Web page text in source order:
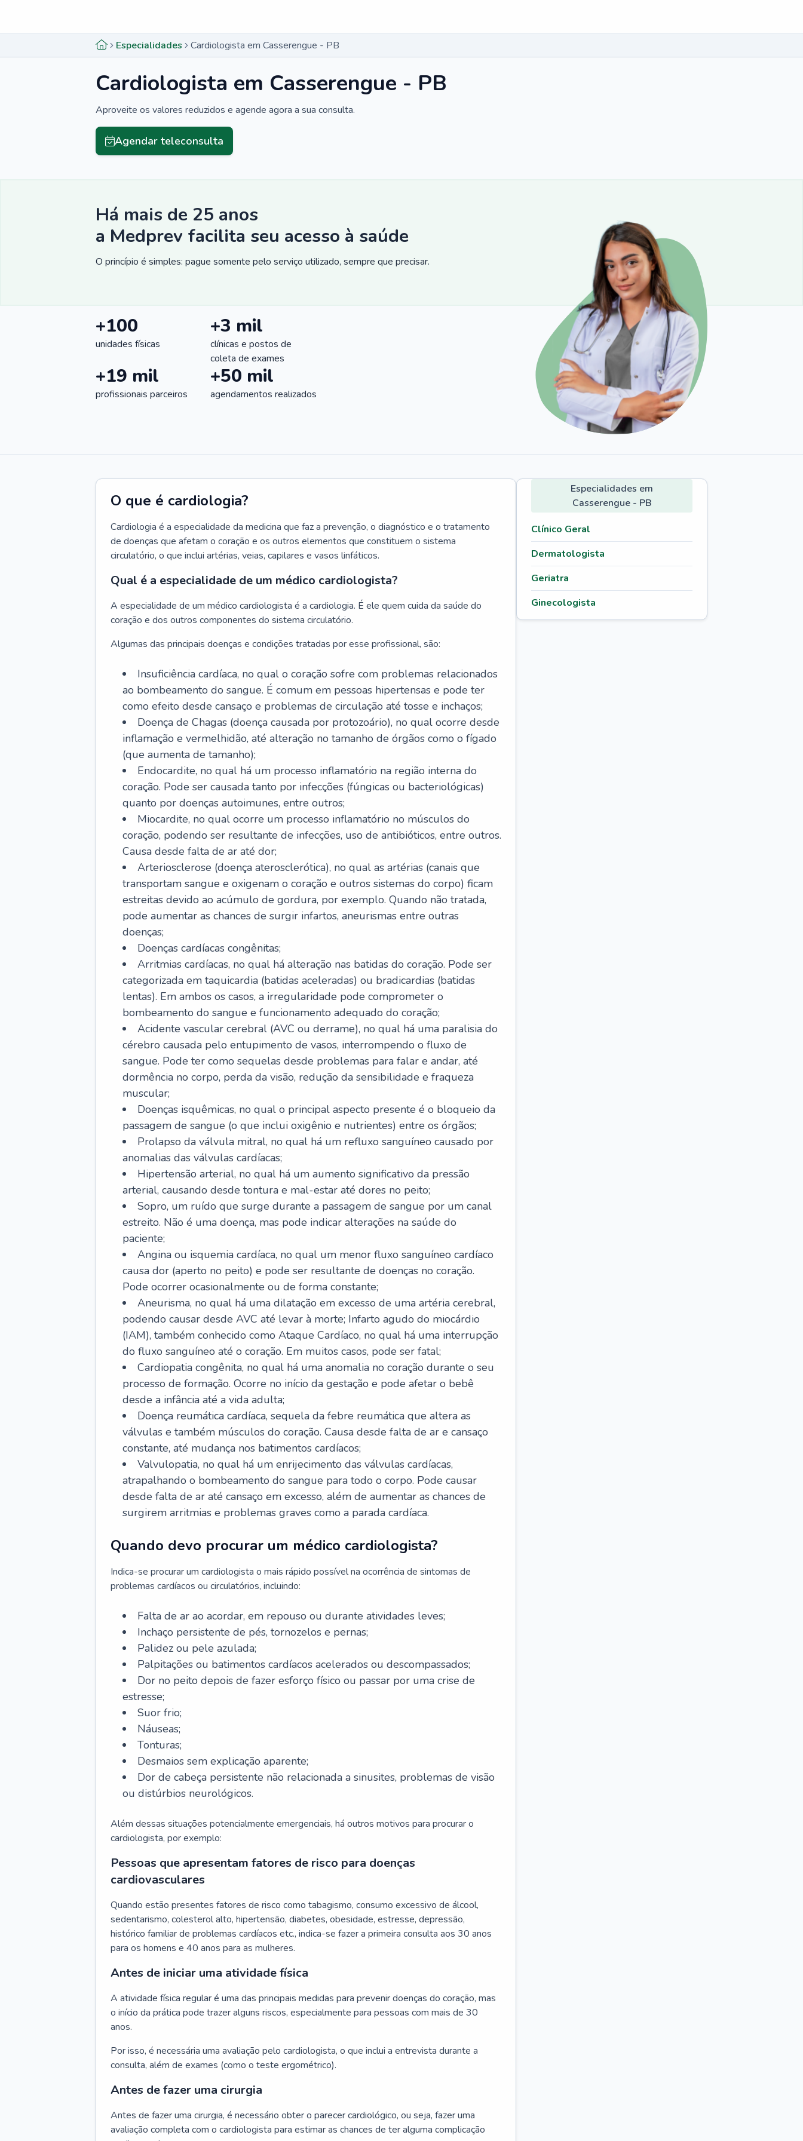
Especialidades Cardiologista em Casserengue - PB
Cardiologista em Casserengue - PB
Aproveite os valores reduzidos e agende agora a sua consulta.
Agendar teleconsulta
Há mais de 25 anos
a Medprev facilita seu acesso à saúde
O princípio é simples: pague somente pelo serviço utilizado, sempre que precisar.
+100
unidades físicas
+3 mil
clínicas e postos de
coleta de exames
+19 mil
profissionais parceiros
+50 mil
agendamentos realizados
O que é cardiologia?
Cardiologia é a especialidade da medicina que faz a prevenção, o diagnóstico e o tratamento
de doenças que afetam o coração e os outros elementos que constituem o sistema
circulatório, o que inclui artérias, veias, capilares e vasos linfáticos.
Qual é a especialidade de um médico cardiologista?
A especialidade de um médico cardiologista é a cardiologia. É ele quem cuida da saúde do
coração e dos outros componentes do sistema circulatório.
Algumas das principais doenças e condições tratadas por esse profissional, são:
Insuficiência cardíaca, no qual o coração sofre com problemas relacionados
ao bombeamento do sangue. É comum em pessoas hipertensas e pode ter
como efeito desde cansaço e problemas de circulação até tosse e inchaços;
Doença de Chagas (doença causada por protozoário), no qual ocorre desde
inflamação e vermelhidão, até alteração no tamanho de órgãos como o fígado
(que aumenta de tamanho);
Endocardite, no qual há um processo inflamatório na região interna do
coração. Pode ser causada tanto por infecções (fúngicas ou bacteriológicas)
quanto por doenças autoimunes, entre outros;
Miocardite, no qual ocorre um processo inflamatório no músculos do
coração, podendo ser resultante de infecções, uso de antibióticos, entre outros.
Causa desde falta de ar até dor;
Arteriosclerose (doença aterosclerótica), no qual as artérias (canais que
transportam sangue e oxigenam o coração e outros sistemas do corpo) ficam
estreitas devido ao acúmulo de gordura, por exemplo. Quando não tratada,
pode aumentar as chances de surgir infartos, aneurismas entre outras
doenças;
Doenças cardíacas congênitas;
Arritmias cardíacas, no qual há alteração nas batidas do coração. Pode ser
categorizada em taquicardia (batidas aceleradas) ou bradicardias (batidas
lentas). Em ambos os casos, a irregularidade pode comprometer o
bombeamento do sangue e funcionamento adequado do coração;
Acidente vascular cerebral (AVC ou derrame), no qual há uma paralisia do
cérebro causada pelo entupimento de vasos, interrompendo o fluxo de
sangue. Pode ter como sequelas desde problemas para falar e andar, até
dormência no corpo, perda da visão, redução da sensibilidade e fraqueza
muscular;
Doenças isquêmicas, no qual o principal aspecto presente é o bloqueio da
passagem de sangue (o que inclui oxigênio e nutrientes) entre os órgãos;
Prolapso da válvula mitral, no qual há um refluxo sanguíneo causado por
anomalias das válvulas cardíacas;
Hipertensão arterial, no qual há um aumento significativo da pressão
arterial, causando desde tontura e mal-estar até dores no peito;
Sopro, um ruído que surge durante a passagem de sangue por um canal
estreito. Não é uma doença, mas pode indicar alterações na saúde do
paciente;
Angina ou isquemia cardíaca, no qual um menor fluxo sanguíneo cardíaco
causa dor (aperto no peito) e pode ser resultante de doenças no coração.
Pode ocorrer ocasionalmente ou de forma constante;
Aneurisma, no qual há uma dilatação em excesso de uma artéria cerebral,
podendo causar desde AVC até levar à morte; Infarto agudo do miocárdio
(IAM), também conhecido como Ataque Cardíaco, no qual há uma interrupção
do fluxo sanguíneo até o coração. Em muitos casos, pode ser fatal;
Cardiopatia congênita, no qual há uma anomalia no coração durante o seu
processo de formação. Ocorre no início da gestação e pode afetar o bebê
desde a infância até a vida adulta;
Doença reumática cardíaca, sequela da febre reumática que altera as
válvulas e também músculos do coração. Causa desde falta de ar e cansaço
constante, até mudança nos batimentos cardíacos;
Valvulopatia, no qual há um enrijecimento das válvulas cardíacas,
atrapalhando o bombeamento do sangue para todo o corpo. Pode causar
desde falta de ar até cansaço em excesso, além de aumentar as chances de
surgirem arritmias e problemas graves como a parada cardíaca.
Quando devo procurar um médico cardiologista?
Indica-se procurar um cardiologista o mais rápido possível na ocorrência de sintomas de
problemas cardíacos ou circulatórios, incluindo:
Falta de ar ao acordar, em repouso ou durante atividades leves;
Inchaço persistente de pés, tornozelos e pernas;
Palidez ou pele azulada;
Palpitações ou batimentos cardíacos acelerados ou descompassados;
Dor no peito depois de fazer esforço físico ou passar por uma crise de
estresse;
Suor frio;
Náuseas;
Tonturas;
Desmaios sem explicação aparente;
Dor de cabeça persistente não relacionada a sinusites, problemas de visão
ou distúrbios neurológicos.
Além dessas situações potencialmente emergenciais, há outros motivos para procurar o
cardiologista, por exemplo:
Pessoas que apresentam fatores de risco para doenças
cardiovasculares
Quando estão presentes fatores de risco como tabagismo, consumo excessivo de álcool,
sedentarismo, colesterol alto, hipertensão, diabetes, obesidade, estresse, depressão,
histórico familiar de problemas cardíacos etc., indica-se fazer a primeira consulta aos 30 anos
para os homens e 40 anos para as mulheres.
Antes de iniciar uma atividade física
A atividade física regular é uma das principais medidas para prevenir doenças do coração, mas
o início da prática pode trazer alguns riscos, especialmente para pessoas com mais de 30
anos.
Por isso, é necessária uma avaliação pelo cardiologista, o que inclui a entrevista durante a
consulta, além de exames (como o teste ergométrico).
Antes de fazer uma cirurgia
Antes de fazer uma cirurgia, é necessário obter o parecer cardiológico, ou seja, fazer uma
avaliação completa com o cardiologista para estimar as chances de ter alguma complicação
Especialidades em
Casserengue - PB
Clínico Geral
Dermatologista
Geriatra
Ginecologista